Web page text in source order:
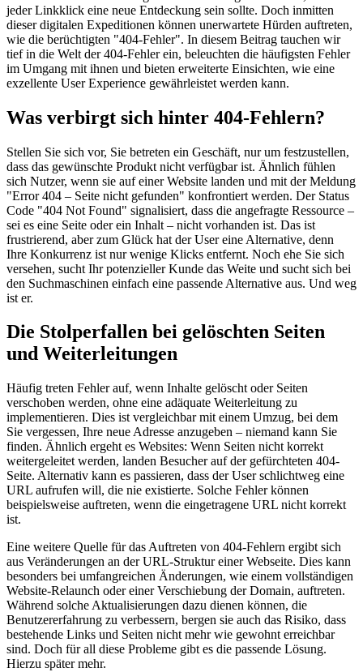
jeder Linkklick eine neue Entdeckung sein sollte. Doch inmitten
dieser digitalen Expeditionen können unerwartete Hürden auftreten,
wie die berüchtigten "404-Fehler". In diesem Beitrag tauchen wir
tief in die Welt der 404-Fehler ein, beleuchten die häufigsten Fehler
im Umgang mit ihnen und bieten erweiterte Einsichten, wie eine
exzellente User Experience gewährleistet werden kann.
Was verbirgt sich hinter 404-Fehlern?
Stellen Sie sich vor, Sie betreten ein Geschäft, nur um festzustellen,
dass das gewünschte Produkt nicht verfügbar ist. Ähnlich fühlen
sich Nutzer, wenn sie auf einer Website landen und mit der Meldung
"Error 404 – Seite nicht gefunden" konfrontiert werden. Der Status
Code "404 Not Found" signalisiert, dass die angefragte Ressource –
sei es eine Seite oder ein Inhalt – nicht vorhanden ist. Das ist
frustrierend, aber zum Glück hat der User eine Alternative, denn
Ihre Konkurrenz ist nur wenige Klicks entfernt. Noch ehe Sie sich
versehen, sucht Ihr potenzieller Kunde das Weite und sucht sich bei
den Suchmaschinen einfach eine passende Alternative aus. Und weg
ist er.
Die Stolperfallen bei gelöschten Seiten
und Weiterleitungen
Häufig treten Fehler auf, wenn Inhalte gelöscht oder Seiten
verschoben werden, ohne eine adäquate Weiterleitung zu
implementieren. Dies ist vergleichbar mit einem Umzug, bei dem
Sie vergessen, Ihre neue Adresse anzugeben – niemand kann Sie
finden. Ähnlich ergeht es Websites: Wenn Seiten nicht korrekt
weitergeleitet werden, landen Besucher auf der gefürchteten 404-
Seite. Alternativ kann es passieren, dass der User schlichtweg eine
URL aufrufen will, die nie existierte. Solche Fehler können
beispielsweise auftreten, wenn die eingetragene URL nicht korrekt
ist.
Eine weitere Quelle für das Auftreten von 404-Fehlern ergibt sich
aus Veränderungen an der URL-Struktur einer Webseite. Dies kann
besonders bei umfangreichen Änderungen, wie einem vollständigen
Website-Relaunch oder einer Verschiebung der Domain, auftreten.
Während solche Aktualisierungen dazu dienen können, die
Benutzererfahrung zu verbessern, bergen sie auch das Risiko, dass
bestehende Links und Seiten nicht mehr wie gewohnt erreichbar
sind. Doch für all diese Probleme gibt es die passende Lösung.
Hierzu später mehr.